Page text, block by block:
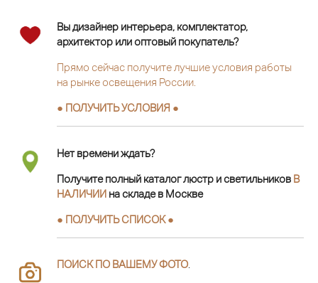
Вы дизайнер интерьера, комплектатор,
архитектор или оптовый покупатель?
Прямо сейчас получите лучшие условия работы
на рынке освещения России.
● ПОЛУЧИТЬ УСЛОВИЯ ●
Нет времени ждать?
Получите полный каталог люстр и светильников В
НАЛИЧИИ на складе в Москве
● ПОЛУЧИТЬ СПИСОК ●
ПОИСК ПО ВАШЕМУ ФОТО